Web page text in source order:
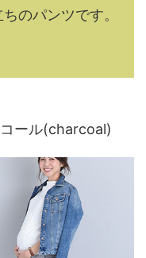
のパンツです。
ール(charcoal)